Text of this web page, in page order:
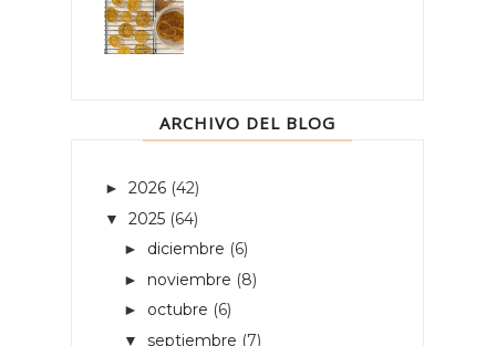
ARCHIVO DEL BLOG
► 2026 (42)
▼ 2025 (64)
► diciembre (6)
► noviembre (8)
► octubre (6)
▼ septiembre (7)